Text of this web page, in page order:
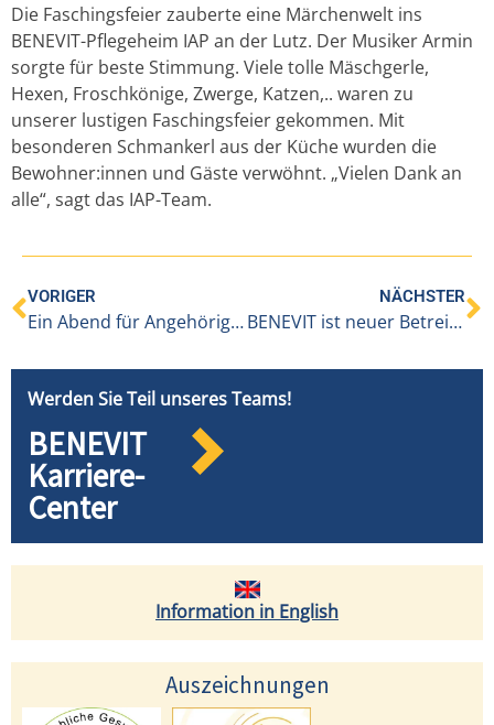
Die Faschingsfeier zauberte eine Märchenwelt ins
BENEVIT-Pflegeheim IAP an der Lutz. Der Musiker Armin
sorgte für beste Stimmung. Viele tolle Mäschgerle,
Hexen, Froschkönige, Zwerge, Katzen,.. waren zu
unserer lustigen Faschingsfeier gekommen. Mit
besonderen Schmankerl aus der Küche wurden die
Bewohner:innen und Gäste verwöhnt. „Vielen Dank an
alle“, sagt das IAP-Team.
VORIGER
Ein Abend für Angehörige im IAP
NÄCHSTER
BENEVIT ist neuer Betreiber des Pflegeheims IAP an der Lutz
Werden Sie Teil unseres Teams!
BENEVIT
Karriere-
Center
Information in English
Auszeichnungen